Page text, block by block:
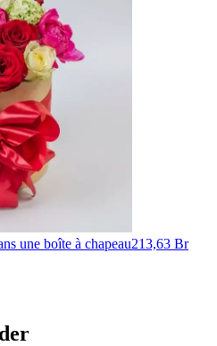
une boîte à chapeau213,63 Br